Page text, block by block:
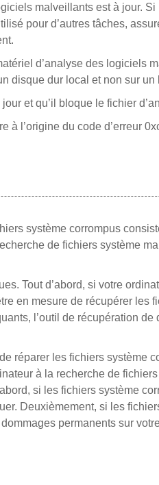
malveillants est à jour.
pour d’autres tâches,
d’analyse des logiciels
disque dur local et non sur un
et qu’il bloque le fichier
à l’origine du code d’erreur
système corrompus
de fichiers système
Tout d’abord, si votre
en mesure de récupérer les
l’outil de récupération
réparer les fichiers système
à la recherche de
si les fichiers système
Deuxièmement, si les
permanents sur